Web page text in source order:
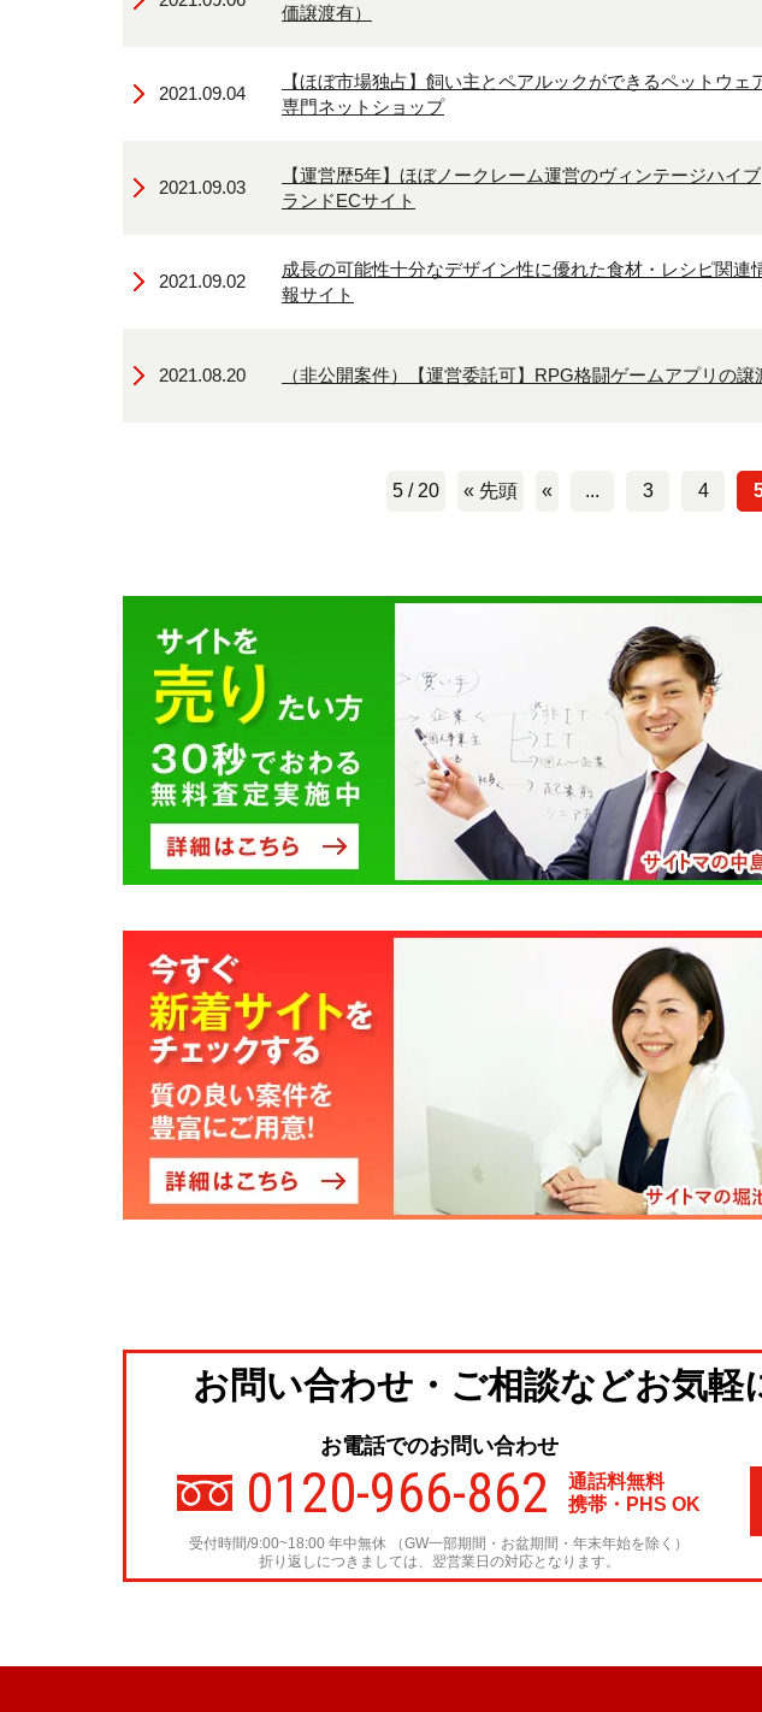
価譲渡有）
2021.09.04
【ほぼ市場独占】飼い主とペアルックができるペットウェ
専門ネットショップ
2021.09.03
【運営歴5年】ほぼノークレーム運営のヴィンテージハイブ
ランドECサイト
2021.09.02
成長の可能性十分なデザイン性に優れた食材・レシピ関連
報サイト
2021.08.20 （非公開案件）【運営委託可】RPG格闘ゲームアプリの譲
5 / 20 « 先頭 « ... 3 4
お問い合わせ・ご相談などお気軽
お電話でのお問い合わせ
0120-966-862
通話料無料
携帯・PHS OK
受付時間/9:00~18:00 年中無休 （GW一部期間・お盆期間・年末年始を除く）
折り返しにつきましては、翌営業日の対応となります。